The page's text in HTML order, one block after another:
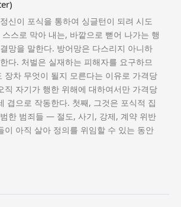
신이 포식을 통하여 싱글턴이 되려 시도
스로 막아 내는, 바깥으로 뻗어 나가는 행
망을 말한다. 방어망은 다스리지 아니하
다. 처벌은 실재하는 피해자를 요구하므
장차 무엇이 될지 모른다는 이유로 가격당
자기가 행한 위해에 대하여서만 가격당
겹으로 작동한다. 첫째, 그것은 포식적 집
한 범죄들 — 절도, 사기, 강제, 계약 위반
아직 살아 정의를 위임할 수 있는 동안